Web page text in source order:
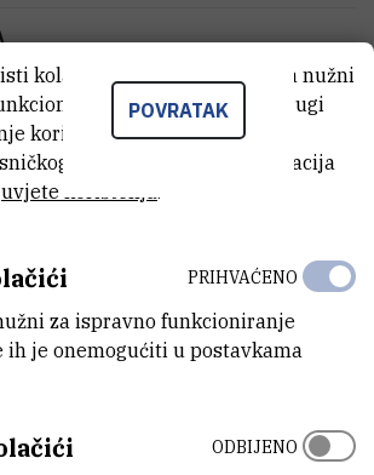
POVRATAK
kolačiće. Neki od tih kolačića nužni
stranice, dok se drugi
korištenja stranice radi
iskustva. Za više informacija
uvjete korištenja.
za ispravno funkcioniranje
ih je onemogućiti u postavkama
PRIHVAĆENO
ODBIJENO